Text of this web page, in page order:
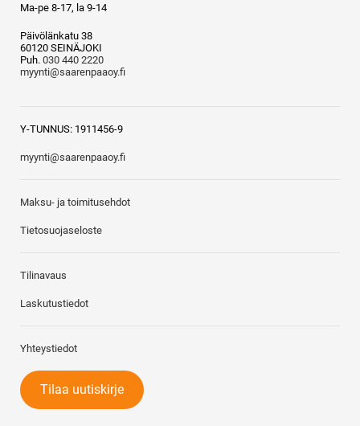
Ma-pe 8-17, la 9-14
Päivölänkatu 38
60120 SEINÄJOKI
Puh. 030 440 2220
myynti@saarenpaaoy.fi
Y-TUNNUS: 1911456-9
myynti@saarenpaaoy.fi
Maksu- ja toimitusehdot
Tietosuojaseloste
Tilinavaus
Laskutustiedot
Yhteystiedot
Tilaa uutiskirje